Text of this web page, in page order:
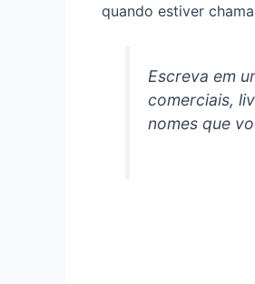
quando estiver
Escreva em
comerciais,
nomes que